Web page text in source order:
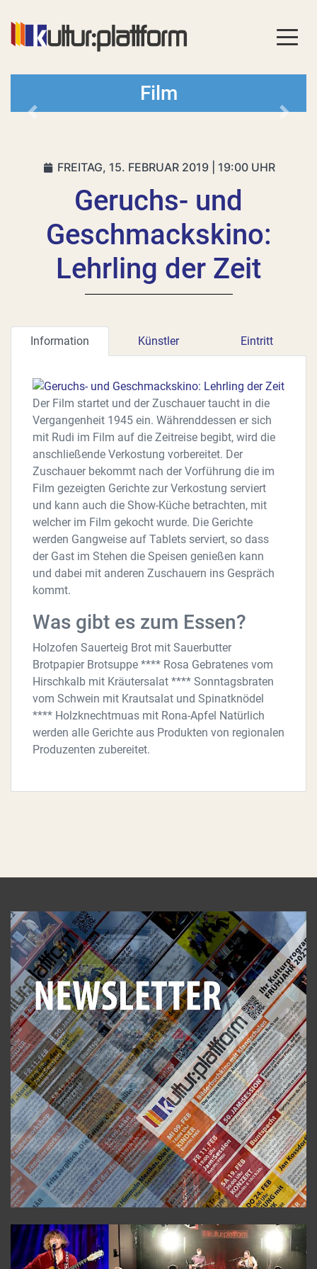
Film
FREITAG, 15. FEBRUAR 2019 | 19:00 UHR
Geruchs- und
Geschmackskino:
Lehrling der Zeit
Information Künstler Eintritt
Der Film startet und der Zuschauer taucht in die
Vergangenheit 1945 ein. Währenddessen er sich
mit Rudi im Film auf die Zeitreise begibt, wird die
anschließende Verkostung vorbereitet. Der
Zuschauer bekommt nach der Vorführung die im
Film gezeigten Gerichte zur Verkostung serviert
und kann auch die Show-Küche betrachten, mit
welcher im Film gekocht wurde. Die Gerichte
werden Gangweise auf Tablets serviert, so dass
der Gast im Stehen die Speisen genießen kann
und dabei mit anderen Zuschauern ins Gespräch
kommt.
Was gibt es zum Essen?
Holzofen Sauerteig Brot mit Sauerbutter
Brotpapier Brotsuppe **** Rosa Gebratenes vom
Hirschkalb mit Kräutersalat **** Sonntagsbraten
vom Schwein mit Krautsalat und Spinatknödel
**** Holzknechtmuas mit Rona-Apfel Natürlich
werden alle Gerichte aus Produkten von regionalen
Produzenten zubereitet.